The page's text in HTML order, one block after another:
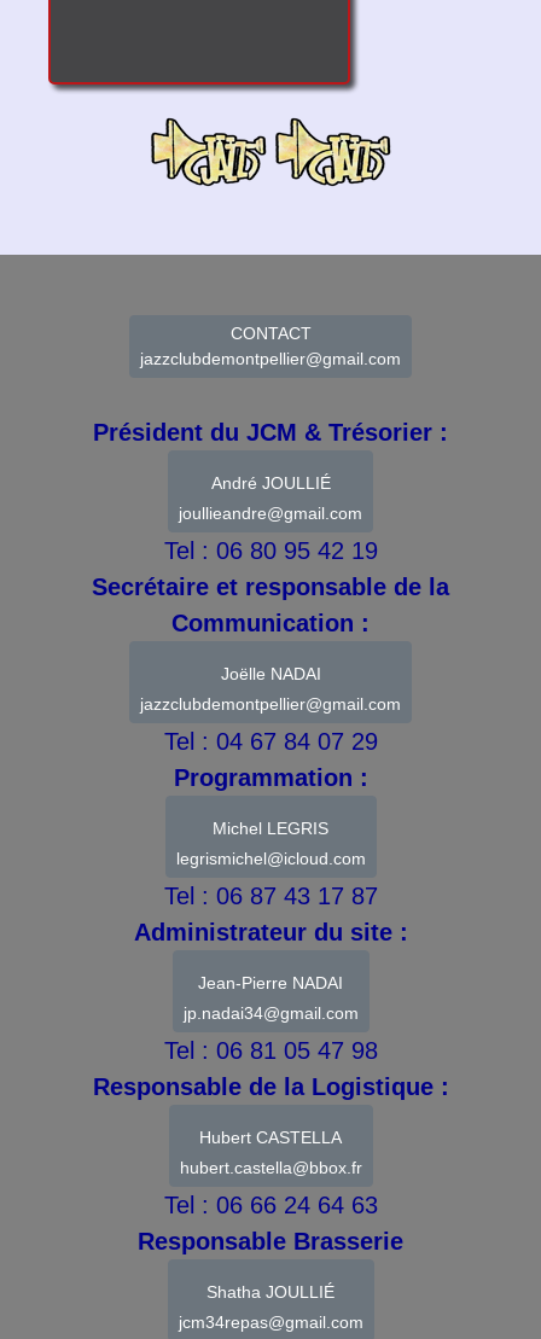
CONTACT
jazzclubdemontpellier@gmail.com
Président du JCM & Trésorier :
André JOULLIÉ
joullieandre@gmail.com
Tel : 06 80 95 42 19
Secrétaire et responsable de la
Communication :
Joëlle NADAI
jazzclubdemontpellier@gmail.com
Tel : 04 67 84 07 29
Programmation :
Michel LEGRIS
legrismichel@icloud.com
Tel : 06 87 43 17 87
Administrateur du site :
Jean-Pierre NADAI
jp.nadai34@gmail.com
Tel : 06 81 05 47 98
Responsable de la Logistique :
Hubert CASTELLA
hubert.castella@bbox.fr
Tel : 06 66 24 64 63
Responsable Brasserie
Shatha JOULLIÉ
jcm34repas@gmail.com